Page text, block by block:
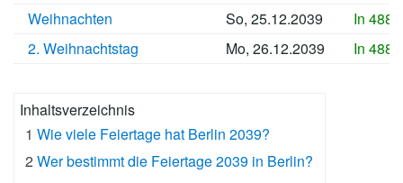
Weihnachten
So, 25.12.2039
In
2. Weihnachtstag
Mo, 26.12.2039 In
Inhaltsverzeichnis
1 Wie viele Feiertage hat Berlin 2039?
2 Wer bestimmt die Feiertage 2039 in Berlin?